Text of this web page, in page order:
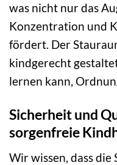
was nicht nur das
Konzentration und
fördert. Der
kindgerecht
lernen kann,
Sicherheit und
sorgenfreie
Wir wissen, dass